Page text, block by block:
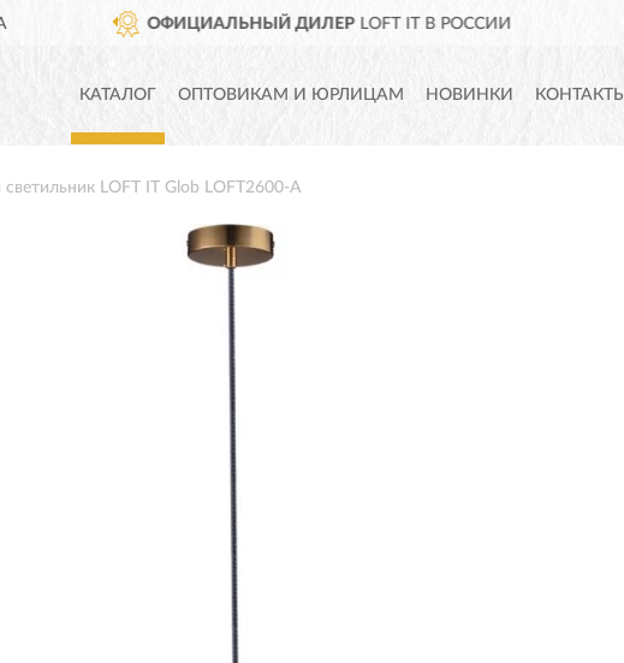
IT В РОССИИ ДОСТАВИМ
КАТАЛОГ ОПТОВИКАМ И ЮРЛИЦАМ НОВИНКИ КОНТАКТЫ
светильник LOFT IT Glob LOFT2600-A